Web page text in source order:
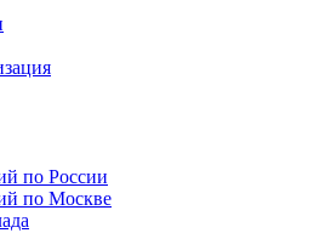
по России
по Москве